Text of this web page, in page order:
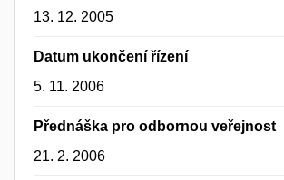
13. 12. 2005
Datum ukončení řízení
5. 11. 2006
Přednáška pro odbornou veřejnost
21. 2. 2006